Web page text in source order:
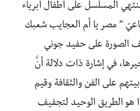
المسلسل على أطفال أبرياء
” مصر يا أم العجايب شعبك
الصورة على حفيد جوني
في إشارة ذات دلالة أنَّ
على الفن والثقافة وقيم
هو الطريق الوحيد لتجفيف